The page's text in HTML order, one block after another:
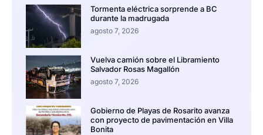
Tormenta eléctrica sorprende a BC
durante la madrugada
agosto 7, 2026
Vuelva camión sobre el Libramiento
Salvador Rosas Magallón
agosto 7, 2026
Gobierno de Playas de Rosarito avanza
con proyecto de pavimentación en Villa
Bonita